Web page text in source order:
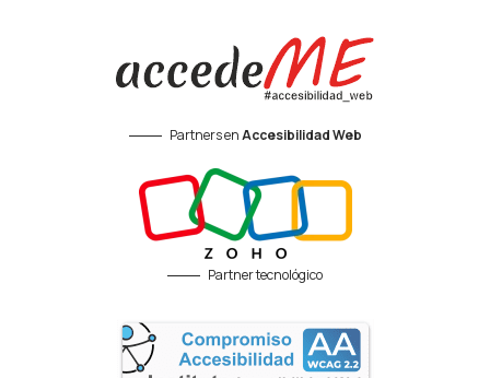
Partners enAccesibilidad Web
Partner tecnológico